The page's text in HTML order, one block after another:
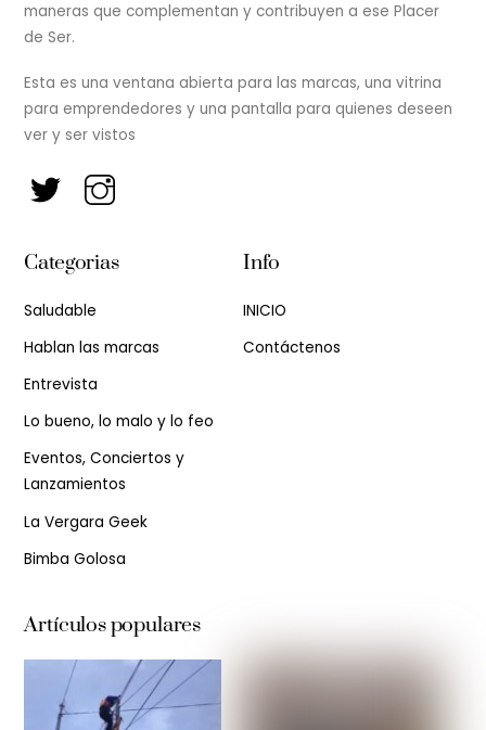
maneras que complementan y contribuyen a ese Placer
de Ser.
Esta es una ventana abierta para las marcas, una vitrina
para emprendedores y una pantalla para quienes deseen
ver y ser vistos
Categorias
Saludable
Hablan las marcas
Entrevista
Lo bueno, lo malo y lo feo
Eventos, Conciertos y
Lanzamientos
La Vergara Geek
Bimba Golosa
Info
INICIO
Contáctenos
Artículos populares